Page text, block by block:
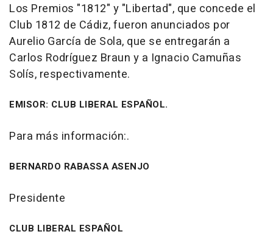
Los Premios "1812" y "Libertad", que concede el
Club 1812 de Cádiz, fueron anunciados por
Aurelio García de Sola, que se entregarán a
Carlos Rodríguez Braun y a Ignacio Camuñas
Solís, respectivamente.
EMISOR: CLUB LIBERAL ESPAÑOL.
Para más información:.
BERNARDO RABASSA ASENJO
Presidente
CLUB LIBERAL ESPAÑOL